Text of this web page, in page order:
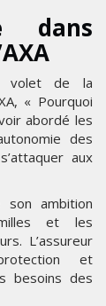
dans
volet de la
« Pourquoi
abordé les
des
aux
ambition
et les
L’assureur
et
besoins des